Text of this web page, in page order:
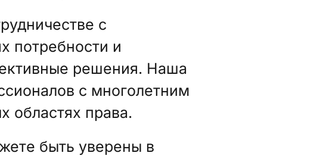
с
потребности и
решения. Наша
с многолетним
областях права.
быть уверены в